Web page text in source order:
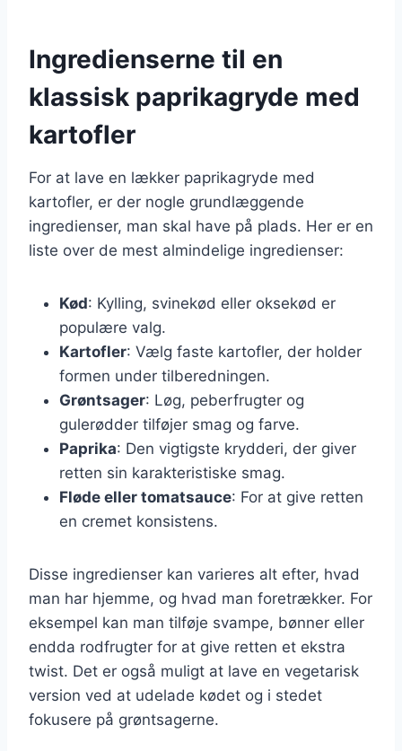
Ingredienserne til en
klassisk paprikagryde med
kartofler
For at lave en lækker paprikagryde med
kartofler, er der nogle grundlæggende
ingredienser, man skal have på plads. Her er en
liste over de mest almindelige ingredienser:
Kød: Kylling, svinekød eller oksekød er
populære valg.
Kartofler: Vælg faste kartofler, der holder
formen under tilberedningen.
Grøntsager: Løg, peberfrugter og
gulerødder tilføjer smag og farve.
Paprika: Den vigtigste krydderi, der giver
retten sin karakteristiske smag.
Fløde eller tomatsauce: For at give retten
en cremet konsistens.
Disse ingredienser kan varieres alt efter, hvad
man har hjemme, og hvad man foretrækker. For
eksempel kan man tilføje svampe, bønner eller
endda rodfrugter for at give retten et ekstra
twist. Det er også muligt at lave en vegetarisk
version ved at udelade kødet og i stedet
fokusere på grøntsagerne.